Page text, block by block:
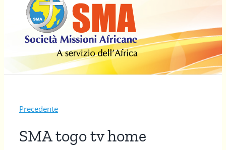
Precedente
SMA togo tv home